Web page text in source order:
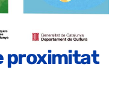
proximitat